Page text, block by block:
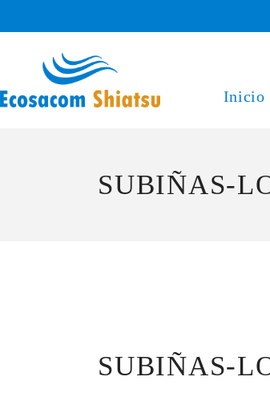
Inicio
SUBIÑAS-
SUBIÑAS-